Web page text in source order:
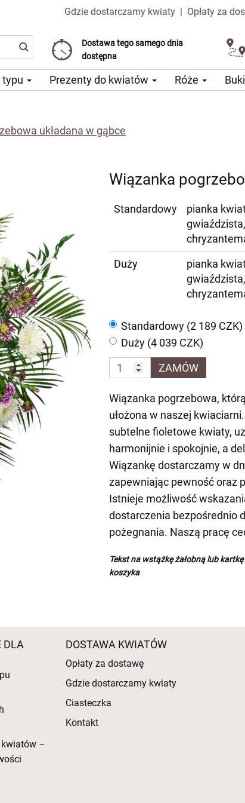
Gdzie dostarczamy kwiaty | Opłaty za
Dostawa tego samego dnia
dostępna
Koszt dostawy już od 99 CZK
Wybierz datę dostawy
typu Prezenty do kwiatów Róże
układana w gąbce
Wiązanka
Standardowy
pianka
Duży
pianka
Standardowy (2 189 CZK)
Duży (4 039 CZK)
ZAMÓW
Wiązanka pogrzebowa,
ułożona w naszej
subtelne fioletowe kwiaty,
harmonijnie i spokojnie, a
Wiązankę dostarczamy w
zapewniając pewność oraz
Istnieje możliwość
dostarczenia bezpośrednio
pożegnania. Naszą pracę
Tekst na wstążkę żałobną lub
koszyka
DLA
–
DOSTAWA KWIATÓW
Opłaty za dostawę
Gdzie dostarczamy kwiaty
Ciasteczka
Kontakt